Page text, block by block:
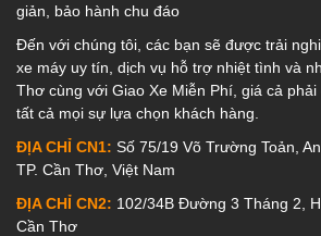
giản, bảo hành chu đáo
Đến với chúng tôi, các bạn sẽ được trải
xe máy uy tín, dịch vụ hỗ trợ nhiệt tình và
Thơ cùng với Giao Xe Miễn Phí, giá cả
tất cả mọi sự lựa chọn khách hàng.
ĐỊA CHỈ CN1: Số 75/19 Võ Trường Toản,
TP. Cần Thơ, Việt Nam
ĐỊA CHỈ CN2: 102/34B Đường 3 Tháng 2,
Cần Thơ